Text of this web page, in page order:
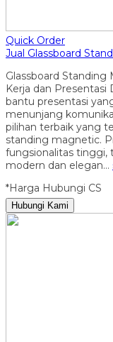
Quick Order
Jual Glassboard
Glassboard
Kerja dan Presentasi
bantu presentasi
menunjang
pilihan terbaik yang
standing magnetic.
fungsionalitas tinggi,
modern dan elegan…
*Harga Hubungi CS
Hubungi Kami